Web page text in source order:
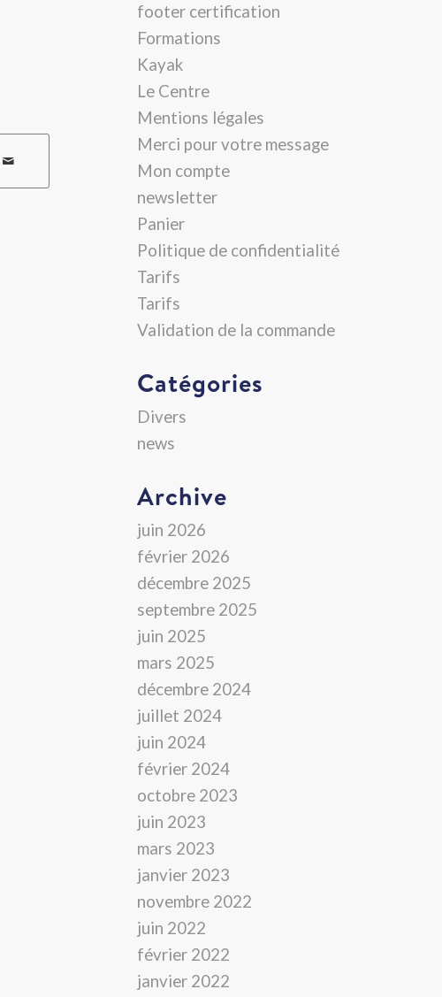
footer certification
Formations
Kayak
Le Centre
Mentions légales
Merci pour votre message
Mon compte
newsletter
Panier
Politique de confidentialité
Tarifs
Tarifs
Validation de la commande
Catégories
Divers
news
Archive
juin 2026
février 2026
décembre 2025
septembre 2025
juin 2025
mars 2025
décembre 2024
juillet 2024
juin 2024
février 2024
octobre 2023
juin 2023
mars 2023
janvier 2023
novembre 2022
juin 2022
février 2022
janvier 2022